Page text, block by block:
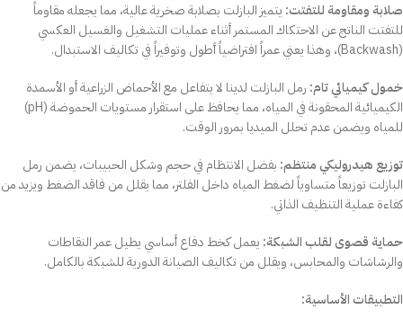
صلابة ومقاومة للتفتت: يتميز البازلت بصلابة صخرية عالية، مما يجعله مقاوماً
للتفتت الناتج عن الاحتكاك المستمر أثناء عمليات التشغيل والغسيل العكسي
(Backwash)، وهذا يعني عمراً افتراضياً أطول وتوفيراً في تكاليف الاستبدال.
خمول كيميائي تام: رمل البازلت لدينا لا يتفاعل مع الأحماض الزراعية أو الأسمدة
الكيميائية المحقونة في المياه، مما يحافظ على استقرار مستويات الحموضة (pH)
للمياه ويضمن عدم تحلل الميديا بمرور الوقت.
توزيع هيدروليكي منتظم: بفضل الانتظام في حجم وشكل الحبيبات، يضمن رمل
البازلت توزيعاً متساوياً لضغط المياه داخل الفلتر، مما يقلل من فاقد الضغط ويزيد من
كفاءة عملية التنظيف الذاتي.
حماية قصوى لقلب الشبكة: يعمل كخط دفاع أساسي يطيل عمر النقاطات
والرشاشات والمحابس، ويقلل من تكاليف الصيانة الدورية للشبكة بالكامل.
التطبيقات الأساسية: